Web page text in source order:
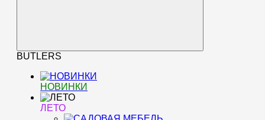
BUTLERS
НОВИНКИ
ЛЕТО